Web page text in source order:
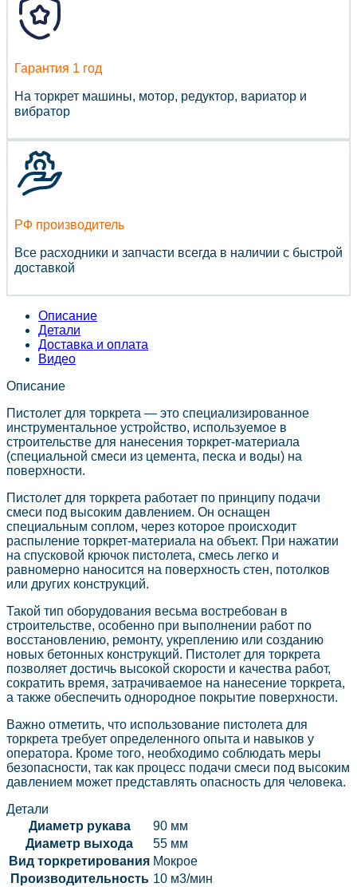
Гарантия 1 год
На торкрет машины, мотор, редуктор, вариатор и
вибратор
РФ производитель
Все расходники и запчасти всегда в наличии с быстрой
доставкой
Описание
Детали
Доставка и оплата
Видео
Описание
Пистолет для торкрета — это специализированное
инструментальное устройство, используемое в
строительстве для нанесения торкрет-материала
(специальной смеси из цемента, песка и воды) на
поверхности.
Пистолет для торкрета работает по принципу подачи
смеси под высоким давлением. Он оснащен
специальным соплом, через которое происходит
распыление торкрет-материала на объект. При нажатии
на спусковой крючок пистолета, смесь легко и
равномерно наносится на поверхность стен, потолков
или других конструкций.
Такой тип оборудования весьма востребован в
строительстве, особенно при выполнении работ по
восстановлению, ремонту, укреплению или созданию
новых бетонных конструкций. Пистолет для торкрета
позволяет достичь высокой скорости и качества работ,
сократить время, затрачиваемое на нанесение торкрета,
а также обеспечить однородное покрытие поверхности.
Важно отметить, что использование пистолета для
торкрета требует определенного опыта и навыков у
оператора. Кроме того, необходимо соблюдать меры
безопасности, так как процесс подачи смеси под высоким
давлением может представлять опасность для человека.
Детали
Диаметр рукава
90 мм
Диаметр выхода
55 мм
Вид торкретирования Мокрое
Производительность 10 м3/мин